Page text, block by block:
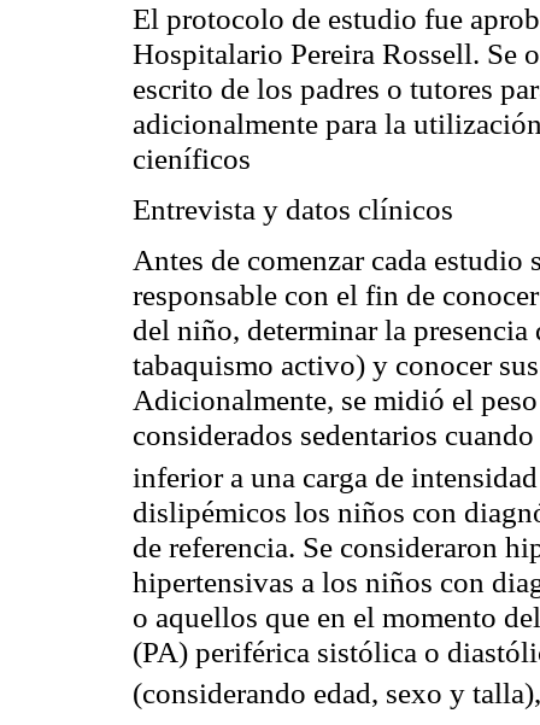
El protocolo de estudio fue
Hospitalario Pereira Rossell. Se
escrito de los padres o tutores
adicionalmente para la
cieníficos
Entrevista y datos clínicos
Antes de comenzar cada
responsable con el fin de
del niño, determinar la
tabaquismo activo) y conocer
Adicionalmente, se midió el
considerados sedentarios
inferior a una carga de
dislipémicos los niños con
de referencia. Se consideraron
hipertensivas a los niños con
o aquellos que en el momento
(PA) periférica sistólica o
(considerando edad, sexo y